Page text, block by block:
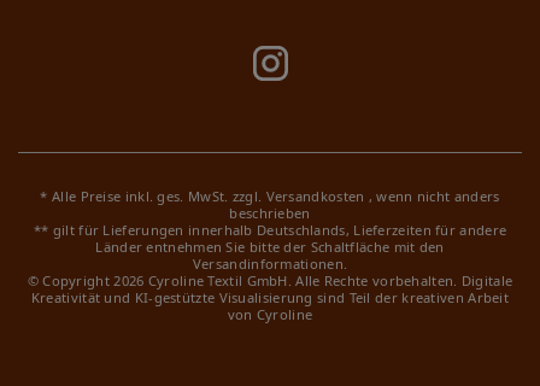
* Alle Preise inkl. ges. MwSt. zzgl. Versandkosten , wenn nicht anders
beschrieben
** gilt für Lieferungen innerhalb Deutschlands, Lieferzeiten für andere
Länder entnehmen Sie bitte der Schaltfläche mit den
Versandinformationen.
© Copyright 2026 Cyroline Textil GmbH. Alle Rechte vorbehalten. Digitale
Kreativität und KI-gestützte Visualisierung sind Teil der kreativen Arbeit
von Cyroline